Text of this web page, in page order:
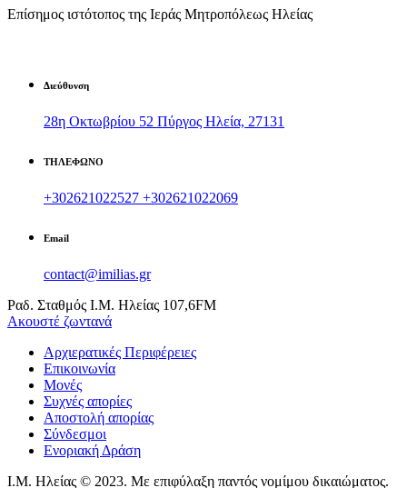
Επίσημος ιστότοπος της Ιεράς Μητροπόλεως Ηλείας
Διεύθυνση
28η Οκτωβρίου 52 Πύργος Ηλεία, 27131
ΤΗΛΕΦΩΝΟ
+302621022527 +302621022069
Email
contact@imilias.gr
Ραδ. Σταθμός Ι.Μ. Ηλείας 107,6FM
Aκουστέ ζωντανά
Υποσέλιδο
Αρχιερατικές Περιφέρειες
Επικοινωνία
Μονές
Συχνές απορίες
Αποστολή απορίας
Σύνδεσμοι
Ενοριακή Δράση
Ι.Μ. Ηλείας © 2023. Με επιφύλαξη παντός νομίμου δικαιώματος.